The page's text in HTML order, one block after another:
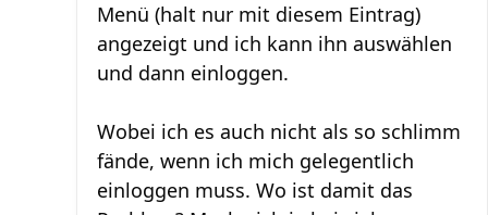
Menü (halt nur mit diesem Eintrag)
angezeigt und ich kann ihn auswählen
und dann einloggen.
Wobei ich es auch nicht als so schlimm
fände, wenn ich mich gelegentlich
einloggen muss. Wo ist damit das